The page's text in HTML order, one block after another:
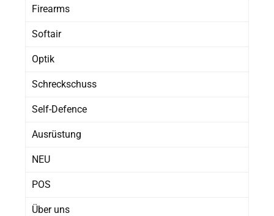
Firearms
Softair
Optik
Schreckschuss
Self-Defence
Ausrüstung
NEU
POS
Über uns